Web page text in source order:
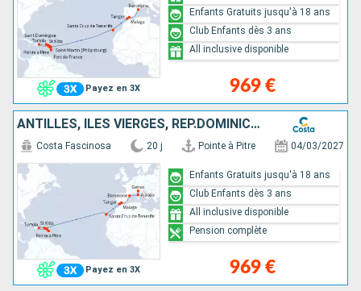
Payez en 3X 969 €
Enfants Gratuits jusqu'à 18 ans
Club Enfants dès 3 ans
All inclusive disponible
ANTILLES, ILES VIERGES, RÉP.DOMINICAINE, CANARIES, MAROC, ESPAGNE, CORSE (FRANCE), ITALIE
Payez en 3X
Costa Fascinosa 20 j Pointe à Pitre 04/03/2027
969 €
Enfants Gratuits jusqu'à 18 ans
Club Enfants dès 3 ans
All inclusive disponible
Pension complète